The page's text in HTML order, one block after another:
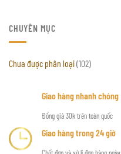
CHUYÊN MỤC
Chưa được phân loại(102)
Giao hàng nhanh chóng
Đồng giá 30k trên toàn quốc
Giao hàng trong 24 giờ